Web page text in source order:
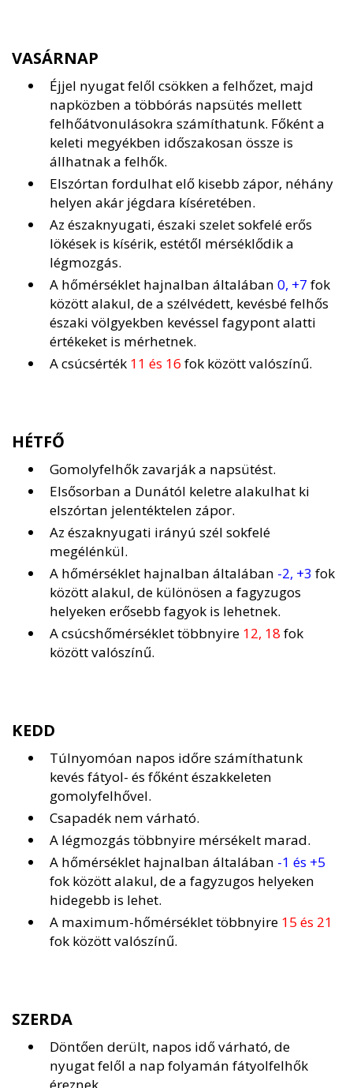
VASÁRNAP
Éjjel nyugat felől csökken a felhőzet, majd
napközben a többórás napsütés mellett
felhőátvonulásokra számíthatunk. Főként a
keleti megyékben időszakosan össze is
állhatnak a felhők.
Elszórtan fordulhat elő kisebb zápor, néhány
helyen akár jégdara kíséretében.
Az északnyugati, északi szelet sokfelé erős
lökések is kísérik, estétől mérséklődik a
légmozgás.
A hőmérséklet hajnalban általában 0, +7 fok
között alakul, de a szélvédett, kevésbé felhős
északi völgyekben kevéssel fagypont alatti
értékeket is mérhetnek.
A csúcsérték 11 és 16 fok között valószínű.
HÉTFŐ
Gomolyfelhők zavarják a napsütést.
Elsősorban a Dunától keletre alakulhat ki
elszórtan jelentéktelen zápor.
Az északnyugati irányú szél sokfelé
megélénkül.
A hőmérséklet hajnalban általában -2, +3 fok
között alakul, de különösen a fagyzugos
helyeken erősebb fagyok is lehetnek.
A csúcshőmérséklet többnyire 12, 18 fok
között valószínű.
KEDD
Túlnyomóan napos időre számíthatunk
kevés fátyol- és főként északkeleten
gomolyfelhővel.
Csapadék nem várható.
A légmozgás többnyire mérsékelt marad.
A hőmérséklet hajnalban általában -1 és +5
fok között alakul, de a fagyzugos helyeken
hidegebb is lehet.
A maximum-hőmérséklet többnyire 15 és 21
fok között valószínű.
SZERDA
Döntően derült, napos idő várható, de
nyugat felől a nap folyamán fátyolfelhők